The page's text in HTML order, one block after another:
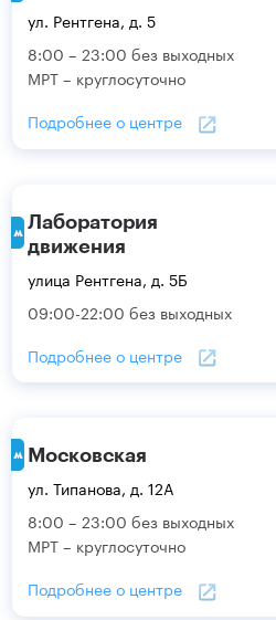
ул. Рентгена, д. 5
8:00 – 23:00 без выходных
МРТ – круглосуточно
Подробнее о центре
Лаборатория
движения
улица Рентгена, д. 5Б
09:00-22:00 без выходных
Подробнее о центре
Московская
ул. Типанова, д. 12А
8:00 – 23:00 без выходных
МРТ – круглосуточно
Подробнее о центре